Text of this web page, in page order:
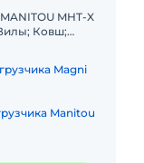
MHT-X
Ковш;
Magni
Manitou